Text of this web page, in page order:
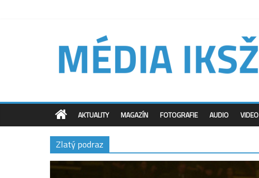
AKTUALITY MAGAZÍN FOTOGRAFIE AUDIO VIDEO
Zlatý podraz